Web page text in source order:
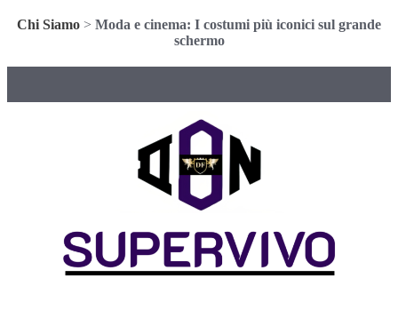
Chi Siamo > Moda e cinema: I costumi più iconici sul grande
schermo